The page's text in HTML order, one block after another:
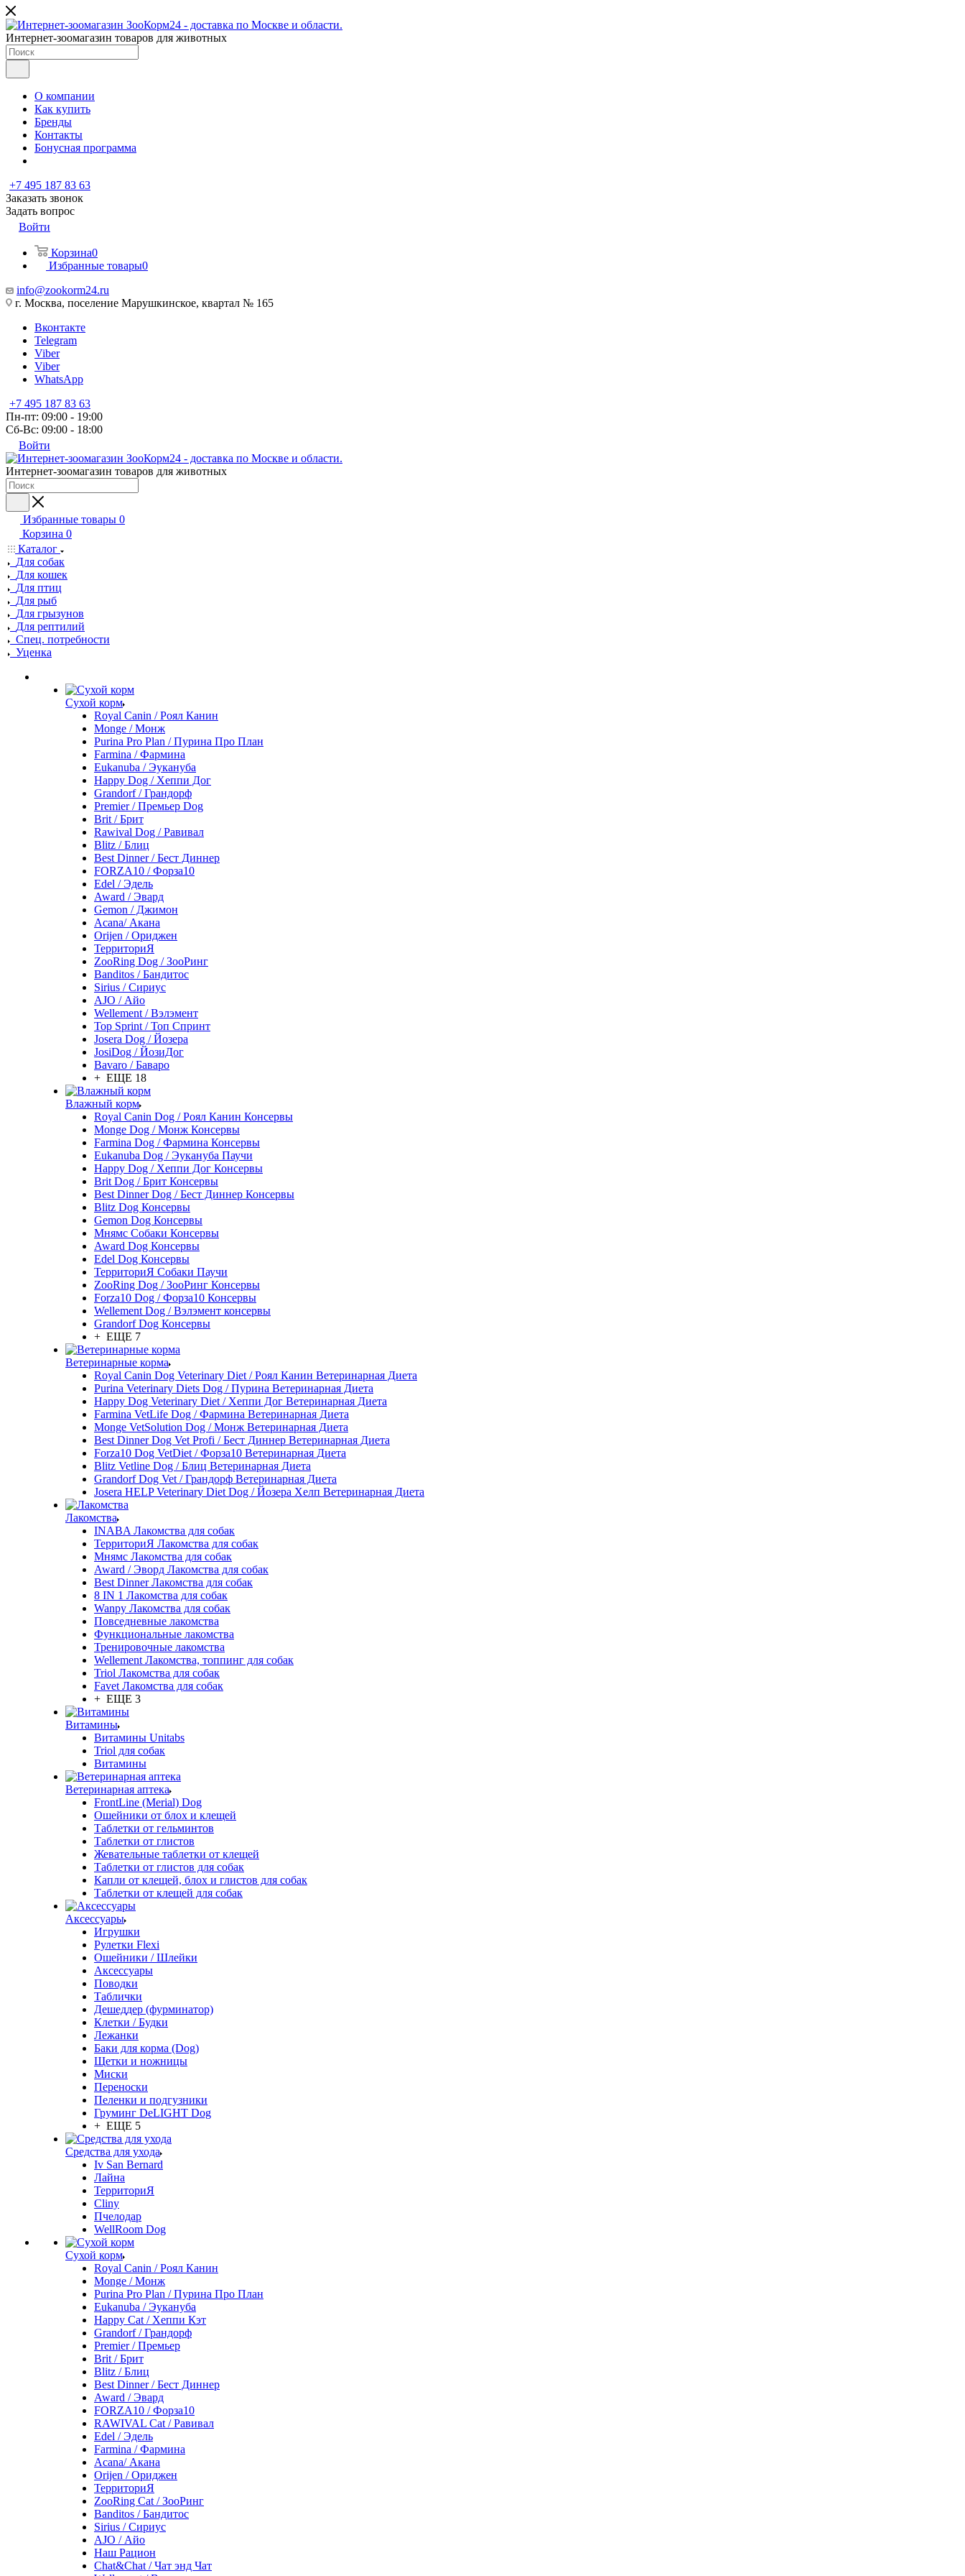
Интернет-зоомагазин товаров для животных
О компании
Как купить
Бренды
Контакты
Бонусная программа
+7 495 187 83 63
Заказать звонок
Задать вопрос
Войти
Корзина0
Избранные товары0
info@zookorm24.ru
г. Москва, поселение Марушкинское, квартал № 165
Вконтакте
Telegram
Viber
Viber
WhatsApp
+7 495 187 83 63
Пн-пт: 09:00 - 19:00
Сб-Вс: 09:00 - 18:00
Войти
Интернет-зоомагазин товаров для животных
Избранные товары 0
Корзина 0
Каталог
Для собак
Для кошек
Для птиц
Для рыб
Для грызунов
Для рептилий
Спец. потребности
Уценка
Сухой корм
Royal Canin / Роял Канин
Monge / Монж
Purina Pro Plan / Пурина Про План
Farmina / Фармина
Eukanuba / Эукануба
Happy Dog / Хеппи Дог
Grandorf / Грандорф
Premier / Премьер Dog
Brit / Брит
Rawival Dog / Равивал
Blitz / Блиц
Best Dinner / Бест Диннер
FORZA10 / Форза10
Edel / Эдель
Award / Эвард
Gemon / Джимон
Acana/ Акана
Orijen / Ориджен
ТерриториЯ
ZooRing Dog / ЗооРинг
Banditos / Бандитос
Sirius / Сириус
AJO / Айо
Wellement / Вэлэмент
Top Sprint / Топ Спринт
Josera Dog / Йозера
JosiDog / ЙозиДог
Bavaro / Баваро
+ ЕЩЕ 18
Влажный корм
Royal Canin Dog / Роял Канин Консервы
Monge Dog / Монж Консервы
Farmina Dog / Фармина Консервы
Eukanuba Dog / Эукануба Паучи
Happy Dog / Хеппи Дог Консервы
Brit Dog / Брит Консервы
Best Dinner Dog / Бест Диннер Консервы
Blitz Dog Консервы
Gemon Dog Консервы
Мнямс Собаки Консервы
Award Dog Консервы
Edel Dog Консервы
ТерриториЯ Собаки Паучи
ZooRing Dog / ЗооРинг Консервы
Forza10 Dog / Форза10 Консервы
Wellement Dog / Вэлэмент консервы
Grandorf Dog Консервы
+ ЕЩЕ 7
Ветеринарные корма
Royal Canin Dog Veterinary Diet / Роял Канин Ветеринарная Диета
Purina Veterinary Diets Dog / Пурина Ветеринарная Диета
Happy Dog Veterinary Diet / Хеппи Дог Ветеринарная Диета
Farmina VetLife Dog / Фармина Ветеринарная Диета
Monge VetSolution Dog / Монж Ветеринарная Диета
Best Dinner Dog Vet Profi / Бест Диннер Ветеринарная Диета
Forza10 Dog VetDiet / Форза10 Ветеринарная Диета
Blitz Vetline Dog / Блиц Ветеринарная Диета
Grandorf Dog Vet / Грандорф Ветеринарная Диета
Josera HELP Veterinary Diet Dog / Йозера Хелп Ветеринарная Диета
Лакомства
INABA Лакомства для собак
ТерриториЯ Лакомства для собак
Мнямс Лакомства для собак
Award / Эворд Лакомства для собак
Best Dinner Лакомства для собак
8 IN 1 Лакомства для собак
Wanpy Лакомства для собак
Повседневные лакомства
Функциональные лакомства
Тренировочные лакомства
Wellement Лакомства, топпинг для собак
Triol Лакомства для собак
Favet Лакомства для собак
+ ЕЩЕ 3
Витамины
Витамины Unitabs
Triol для собак
Витамины
Ветеринарная аптека
FrontLine (Merial) Dog
Ошейники от блох и клещей
Таблетки от гельминтов
Таблетки от глистов
Жевательные таблетки от клещей
Таблетки от глистов для собак
Капли от клещей, блох и глистов для собак
Таблетки от клещей для собак
Аксессуары
Игрушки
Рулетки Flexi
Ошейники / Шлейки
Аксессуары
Поводки
Таблички
Дешеддер (фурминатор)
Клетки / Будки
Лежанки
Баки для корма (Dog)
Щетки и ножницы
Миски
Переноски
Пеленки и подгузники
Груминг DeLIGHT Dog
+ ЕЩЕ 5
Средства для ухода
Iv San Bernard
Лайна
ТерриториЯ
Cliny
Пчелодар
WellRoom Dog
Сухой корм
Royal Canin / Роял Канин
Monge / Монж
Purina Pro Plan / Пурина Про План
Eukanuba / Эукануба
Happy Cat / Хеппи Кэт
Grandorf / Грандорф
Premier / Премьер
Brit / Брит
Blitz / Блиц
Best Dinner / Бест Диннер
Award / Эвард
FORZA10 / Форза10
RAWIVAL Cat / Равивал
Edel / Эдель
Farmina / Фармина
Acana/ Акана
Orijen / Ориджен
ТерриториЯ
ZooRing Cat / ЗооРинг
Banditos / Бандитос
Sirius / Сириус
AJO / Айо
Наш Рацион
Chat&Chat / Чат энд Чат